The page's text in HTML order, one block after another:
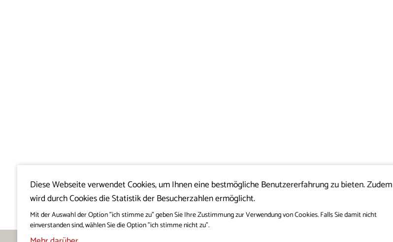
Diese Webseite verwendet Cookies, um Ihnen eine bestmögliche Benutzererfahrung zu bieten. Zudem
wird durch Cookies die Statistik der Besucherzahlen ermöglicht.
Mit der Auswahl der Option "ich stimme zu" geben Sie Ihre Zustimmung zur Verwendung von Cookies. Falls Sie damit nicht
einverstanden sind, wählen Sie die Option "ich stimme nicht zu".